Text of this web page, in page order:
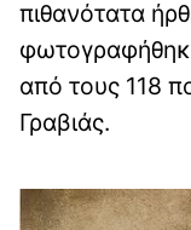
πιθανότατα
από τους 118
Γραβιάς.